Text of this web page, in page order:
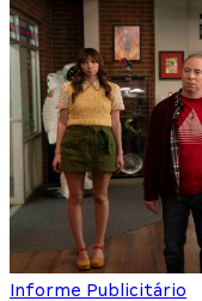
Informe Publicitário